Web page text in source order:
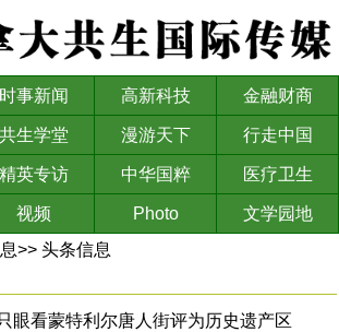
时事新闻 高新科技 金融财商
共生学堂 漫游天下 行走中国
精英专访 中华国粹 医疗卫生
视频 Photo
文学园地
>> 头条信息
眼看蒙特利尔唐人街评为历史遗产区